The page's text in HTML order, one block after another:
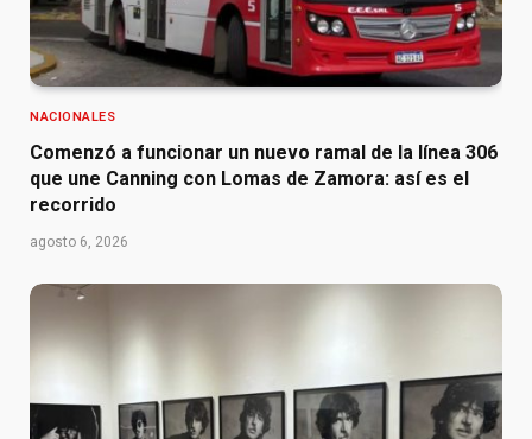
NACIONALES
Comenzó a funcionar un nuevo ramal de la línea 306
que une Canning con Lomas de Zamora: así es el
recorrido
agosto 6, 2026